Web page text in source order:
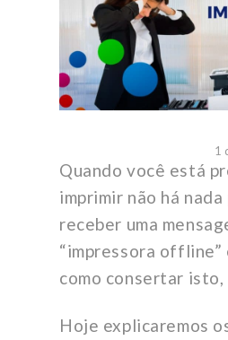
1
Quando você está
imprimir não há
receber uma
“impressora offline”
como consertar isto,
Hoje explicaremos